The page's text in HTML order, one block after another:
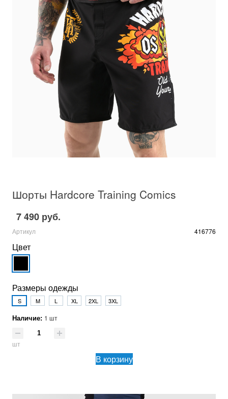
Шорты Hardcore Training Comics
7 490 руб.
Артикул 416776
Цвет
Размеры одежды
S M L XL 2XL 3XL
Наличие: 1 шт
шт
В корзину